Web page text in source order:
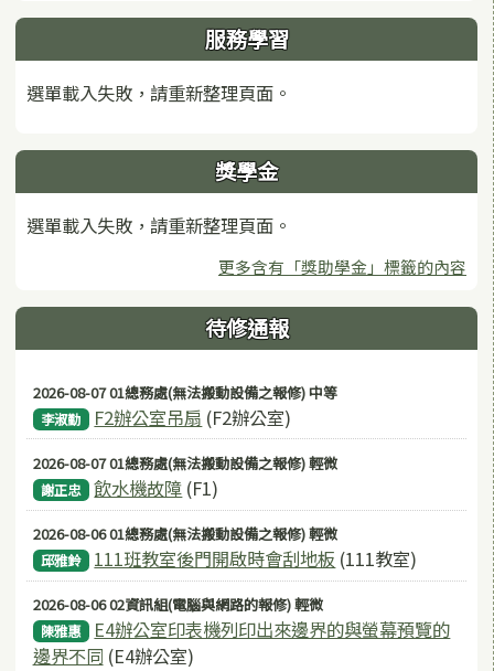
服務學習
選單載入失敗，請重新整理頁面。
獎學金
選單載入失敗，請重新整理頁面。
更多含有「獎助學金」標籤的內容
待修通報
2026-08-07 01總務處(無法搬動設備之報修) 中等
李淑勤 F2辦公室吊扇 (F2辦公室)
2026-08-07 01總務處(無法搬動設備之報修) 輕微
謝正忠 飲水機故障 (F1)
2026-08-06 01總務處(無法搬動設備之報修) 輕微
邱雅鈴 111班教室後門開啟時會刮地板 (111教室)
2026-08-06 02資訊組(電腦與網路的報修) 輕微
陳雅惠
E4辦公室印表機列印出來邊界的與螢幕預覽的
邊界不同 (E4辦公室)